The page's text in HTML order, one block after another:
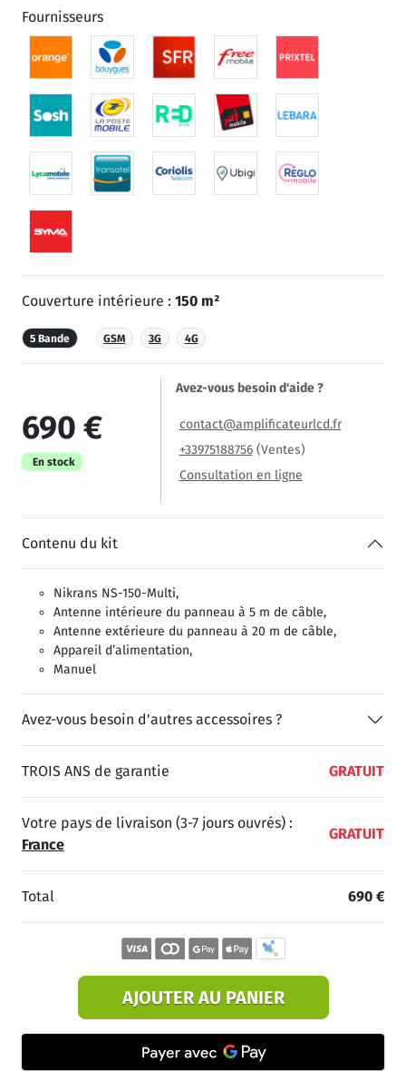
Fournisseurs
Couverture intérieure : 150 m²
5 Bande GSM 3G 4G
690 €
En stock
Avez-vous besoin d'aide ?
contact@amplificateurlcd.fr
+33975188756(Ventes)
Consultation en ligne
Contenu du kit
Nikrans NS-150-Multi,
Antenne intérieure du panneau à 5 m de câble,
Antenne extérieure du panneau à 20 m de câble,
Appareil d’alimentation,
Manuel
Avez-vous besoin d'autres accessoires ?
TROIS ANS de garantie GRATUIT
Votre pays de livraison (3-7 jours ouvrés) :
France
GRATUIT
Total 690 €
AJOUTER AU PANIER